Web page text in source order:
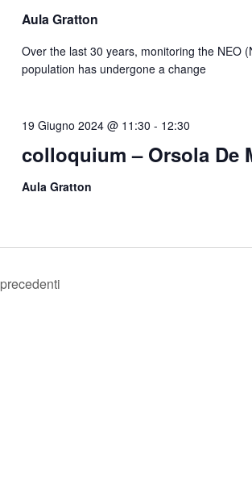
Aula Gratton
Over the last 30 years, monitoring the NEO
population has undergone a change
colloquium – Orsola De
19 Giugno 2024 @ 11:30 - 12:30
Aula Gratton
precedenti